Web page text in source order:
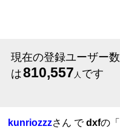
現在の登録ユーザー数
は810,557 人 です
kunriozzzさん でdxfの「